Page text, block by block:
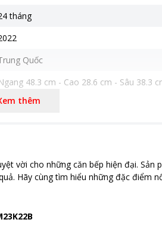
tháng
Quốc
48.3 cm - Cao 28.6 cm - Sâu 38.3
2 - 5 triệu
thêm
vời cho những căn bếp hiện đại. Sản
Hãy cùng tìm hiểu những đặc điểm